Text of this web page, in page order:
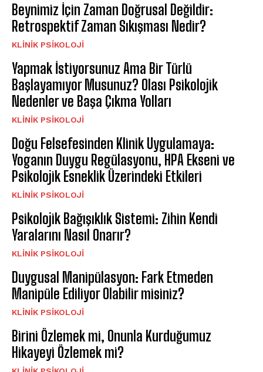
Beynimiz İçin Zaman Doğrusal Değildir:
Retrospektif Zaman Sıkışması Nedir?
KLINIK PSIKOLOJI
Yapmak İstiyorsunuz Ama Bir Türlü
Başlayamıyor Musunuz? Olası Psikolojik
Nedenler ve Başa Çıkma Yolları
KLINIK PSIKOLOJI
Doğu Felsefesinden Klinik Uygulamaya:
Yoganın Duygu Regülasyonu, HPA Ekseni ve
Psikolojik Esneklik Üzerindeki Etkileri
KLINIK PSIKOLOJI
Psikolojik Bağışıklık Sistemi: Zihin Kendi
Yaralarını Nasıl Onarır?
KLINIK PSIKOLOJI
Duygusal Manipülasyon: Fark Etmeden
Manipüle Ediliyor Olabilir misiniz?
KLINIK PSIKOLOJI
Birini Özlemek mi, Onunla Kurduğumuz
Hikayeyi Özlemek mi?